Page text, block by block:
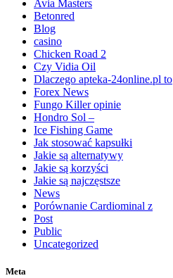
Avia Masters
Betonred
Blog
casino
Chicken Road 2
Czy Vidia Oil
Dlaczego apteka-24online.pl to
Forex News
Fungo Killer opinie
Hondro Sol –
Ice Fishing Game
Jak stosować kapsułki
Jakie są alternatywy
Jakie są korzyści
Jakie są najczęstsze
News
Porównanie Cardiominal z
Post
Public
Uncategorized
Meta